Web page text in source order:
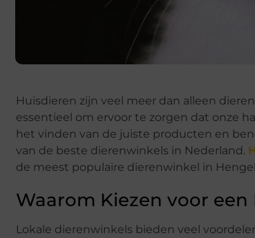
Huisdieren zijn veel meer dan alleen
essentieel om ervoor te zorgen dat onze
het vinden van de juiste producten en
van de beste dierenwinkels in Nederland.
de meest populaire dierenwinkel in
Waarom Kiezen voor
Lokale dierenwinkels bieden veel